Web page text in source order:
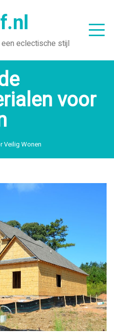
eclectische stijl
voor
Veilig Wonen